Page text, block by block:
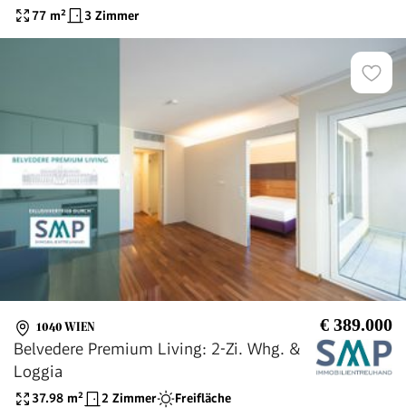
77 m² 3 Zimmer
1040 WIEN € 389.000
Belvedere Premium Living: 2-Zi. Whg. &
Loggia
37.98 m² 2 Zimmer Freifläche